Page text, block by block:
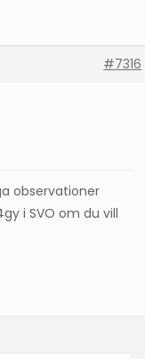
#7316
observationer
i SVO om du vill